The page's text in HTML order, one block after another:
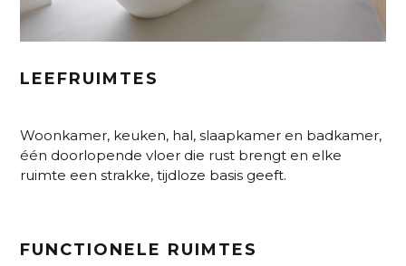
LEEFRUIMTES
Woonkamer, keuken, hal, slaapkamer en badkamer,
één doorlopende vloer die rust brengt en elke
ruimte een strakke, tijdloze basis geeft.
FUNCTIONELE RUIMTES